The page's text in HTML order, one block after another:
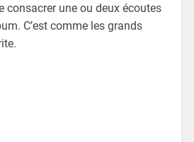
consacrer une ou deux écoutes
C’est comme les grands